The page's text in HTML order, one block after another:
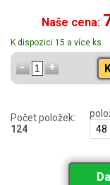
Naše cena:
K dispozici 15 a více ks
Počet položek:
124